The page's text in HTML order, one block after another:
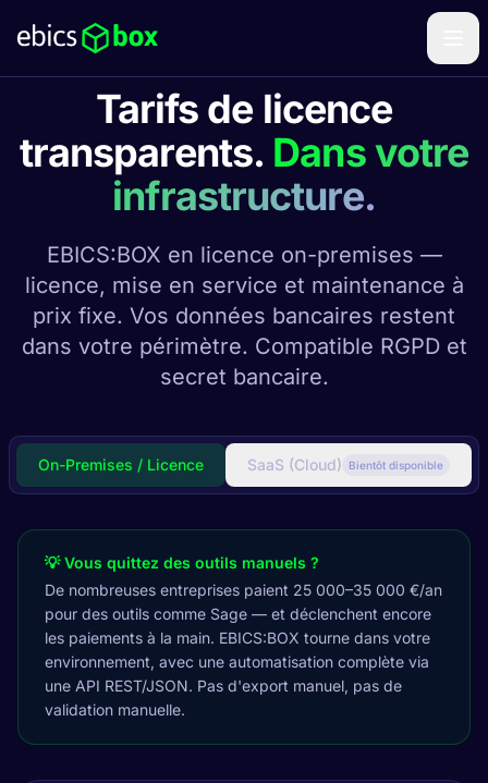
Tarifs de licence
transparents. Dans votre
infrastructure.
EBICS:BOX en licence on-premises —
licence, mise en service et maintenance à
prix fixe. Vos données bancaires restent
dans votre périmètre. Compatible RGPD et
secret bancaire.
On-Premises / Licence SaaS (Cloud) Bientôt disponible
💡 Vous quittez des outils manuels ?
De nombreuses entreprises paient 25 000–35 000 €/an
pour des outils comme Sage — et déclenchent encore
les paiements à la main. EBICS:BOX tourne dans votre
environnement, avec une automatisation complète via
une API REST/JSON. Pas d'export manuel, pas de
validation manuelle.